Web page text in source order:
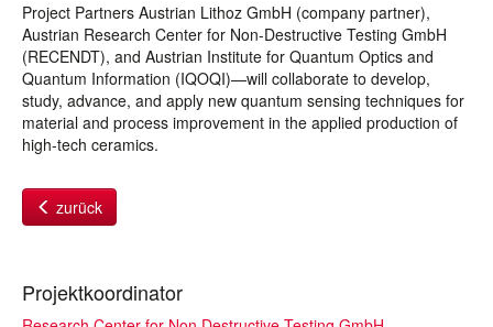
Project Partners Austrian Lithoz GmbH (company partner),
Austrian Research Center for Non-Destructive Testing GmbH
(RECENDT), and Austrian Institute for Quantum Optics and
Quantum Information (IQOQI)—will collaborate to develop,
study, advance, and apply new quantum sensing techniques for
material and process improvement in the applied production of
high-tech ceramics.
zurück
Projektkoordinator